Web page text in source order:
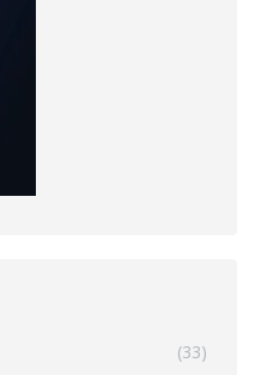
(33)